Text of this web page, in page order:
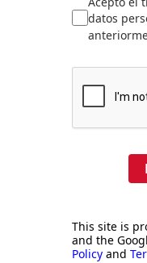
datos
This site is
and the
Policy and